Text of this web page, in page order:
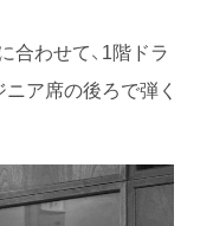
合わせて、1階ドラ
ア席の後ろで弾く